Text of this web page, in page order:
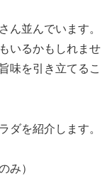
ん並んでいます。
いるかもしれませ
味を引き立てるこ
ダを紹介します。
み）